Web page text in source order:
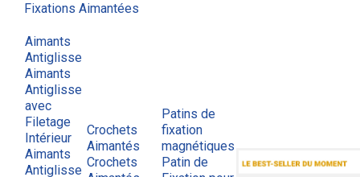
Fixations Aimantées
Aimants
Antiglisse
Aimants
Antiglisse
avec
Filetage
Intérieur
Aimants
Antiglisse
Crochets
Aimantés
Crochets
Patins de
fixation
magnétiques
Patin de